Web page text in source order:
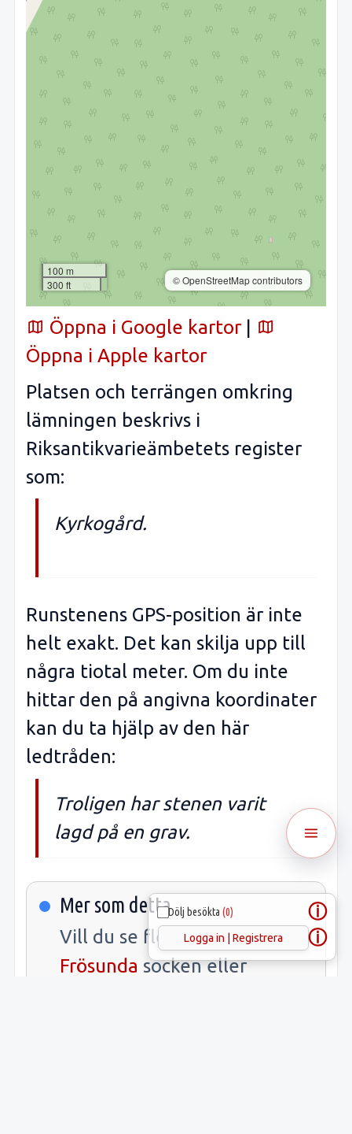
Dölj besökta (0) ⓘ
Logga in | Registrera ⓘ
100 m
300 ft
© OpenStreetMap contributors
Öppna i Google kartor
Öppna i Apple kartor
Platsen och terrängen omkring
lämningen beskrivs i
Riksantikvarieämbetets register
som:
Kyrkogård.
Runstenens GPS-position är inte
helt exakt. Det kan skilja upp till
några tiotal meter. Om du inte
hittar den på angivna koordinater
kan du ta hjälp av den här
ledtråden:
Troligen har stenen varit
lagd på en grav.
Mer som detta
Vill du se flera runstenar i
Frösunda socken eller